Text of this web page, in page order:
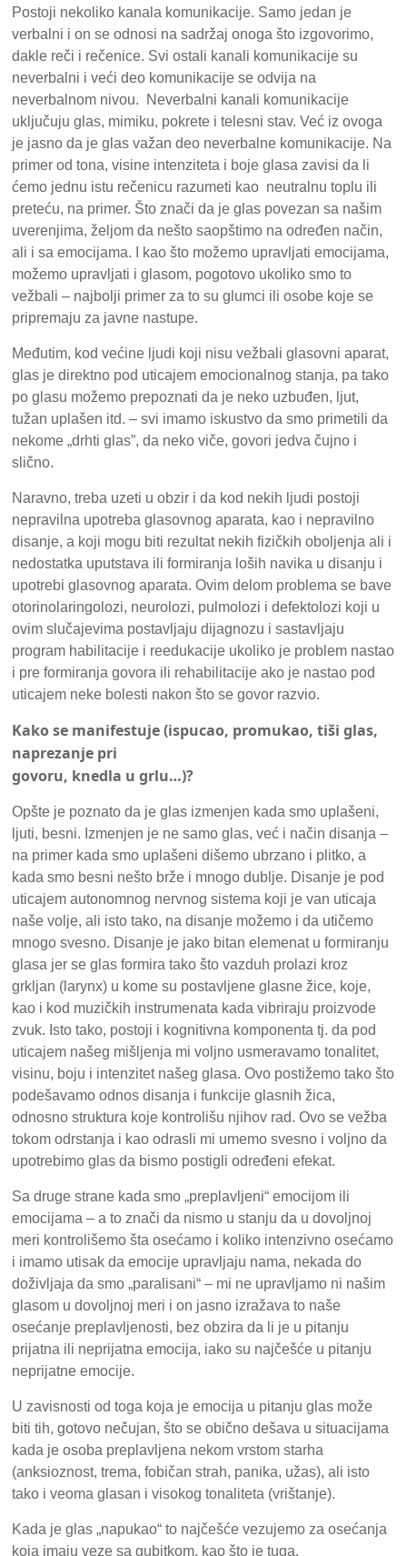
Postoji nekoliko kanala komunikacije. Samo jedan je
verbalni i on se odnosi na sadržaj onoga što izgovorimo,
dakle reči i rečenice. Svi ostali kanali komunikacije su
neverbalni i veći deo komunikacije se odvija na
neverbalnom nivou. Neverbalni kanali komunikacije
uključuju glas, mimiku, pokrete i telesni stav. Već iz ovoga
je jasno da je glas važan deo neverbalne komunikacije. Na
primer od tona, visine intenziteta i boje glasa zavisi da li
ćemo jednu istu rečenicu razumeti kao neutralnu toplu ili
preteću, na primer. Što znači da je glas povezan sa našim
uverenjima, željom da nešto saopštimo na određen način,
ali i sa emocijama. I kao što možemo upravljati emocijama,
možemo upravljati i glasom, pogotovo ukoliko smo to
vežbali – najbolji primer za to su glumci ili osobe koje se
pripremaju za javne nastupe.
Međutim, kod većine ljudi koji nisu vežbali glasovni aparat,
glas je direktno pod uticajem emocionalnog stanja, pa tako
po glasu možemo prepoznati da je neko uzbuđen, ljut,
tužan uplašen itd. – svi imamo iskustvo da smo primetili da
nekome „drhti glas”, da neko viče, govori jedva čujno i
slično.
Naravno, treba uzeti u obzir i da kod nekih ljudi postoji
nepravilna upotreba glasovnog aparata, kao i nepravilno
disanje, a koji mogu biti rezultat nekih fizičkih oboljenja ali i
nedostatka uputstava ili formiranja loših navika u disanju i
upotrebi glasovnog aparata. Ovim delom problema se bave
otorinolaringolozi, neurolozi, pulmolozi i defektolozi koji u
ovim slučajevima postavljaju dijagnozu i sastavljaju
program habilitacije i reedukacije ukoliko je problem nastao
i pre formiranja govora ili rehabilitacije ako je nastao pod
uticajem neke bolesti nakon što se govor razvio.
Kako se manifestuje (ispucao, promukao, tiši glas,
naprezanje pri
govoru, knedla u grlu…)?
Opšte je poznato da je glas izmenjen kada smo uplašeni,
ljuti, besni. Izmenjen je ne samo glas, već i način disanja –
na primer kada smo uplašeni dišemo ubrzano i plitko, a
kada smo besni nešto brže i mnogo dublje. Disanje je pod
uticajem autonomnog nervnog sistema koji je van uticaja
naše volje, ali isto tako, na disanje možemo i da utičemo
mnogo svesno. Disanje je jako bitan elemenat u formiranju
glasa jer se glas formira tako što vazduh prolazi kroz
grkljan (larynx) u kome su postavljene glasne žice, koje,
kao i kod muzičkih instrumenata kada vibriraju proizvode
zvuk. Isto tako, postoji i kognitivna komponenta tj. da pod
uticajem našeg mišljenja mi voljno usmeravamo tonalitet,
visinu, boju i intenzitet našeg glasa. Ovo postižemo tako što
podešavamo odnos disanja i funkcije glasnih žica,
odnosno struktura koje kontrolišu njihov rad. Ovo se vežba
tokom odrstanja i kao odrasli mi umemo svesno i voljno da
upotrebimo glas da bismo postigli određeni efekat.
Sa druge strane kada smo „preplavljeni“ emocijom ili
emocijama – a to znači da nismo u stanju da u dovoljnoj
meri kontrolišemo šta osećamo i koliko intenzivno osećamo
i imamo utisak da emocije upravljaju nama, nekada do
doživljaja da smo „paralisani“ – mi ne upravljamo ni našim
glasom u dovoljnoj meri i on jasno izražava to naše
osećanje preplavljenosti, bez obzira da li je u pitanju
prijatna ili neprijatna emocija, iako su najčešće u pitanju
neprijatne emocije.
U zavisnosti od toga koja je emocija u pitanju glas može
biti tih, gotovo nečujan, što se obično dešava u situacijama
kada je osoba preplavljena nekom vrstom starha
(anksioznost, trema, fobičan strah, panika, užas), ali isto
tako i veoma glasan i visokog tonaliteta (vrištanje).
Kada je glas „napukao“ to najčešće vezujemo za osećanja
koja imaju veze sa gubitkom, kao što je tuga.